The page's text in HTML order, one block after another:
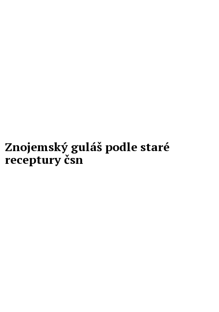
Znojemský guláš podle staré
receptury čsn